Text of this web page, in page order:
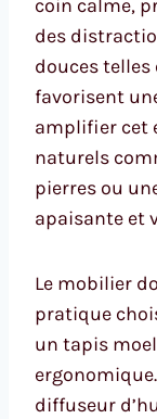
coin calme,
des
douces telles
favorisent
amplifier cet
naturels
pierres ou
apaisante et
Le mobilier
pratique
un tapis
diffuseur